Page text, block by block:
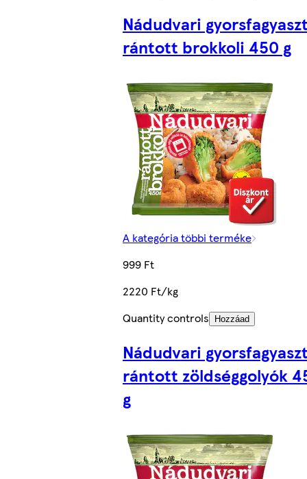
Nádudvari
rántott brokkoli 450 g
A kategória többi terméke
999 Ft
2220 Ft/kg
Quantity controls
Hozzáad
Nádudvari
rántott zöldséggolyók
g